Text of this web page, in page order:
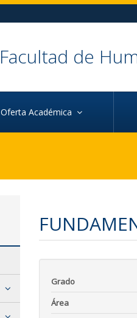
Facultad de
Oferta Académica
Grado
Área